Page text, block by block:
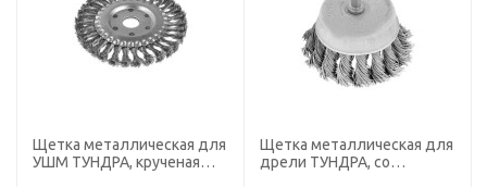
Щетка металлическая для
УШМ ТУНДРА, крученая
Щетка металлическая для
дрели ТУНДРА, со